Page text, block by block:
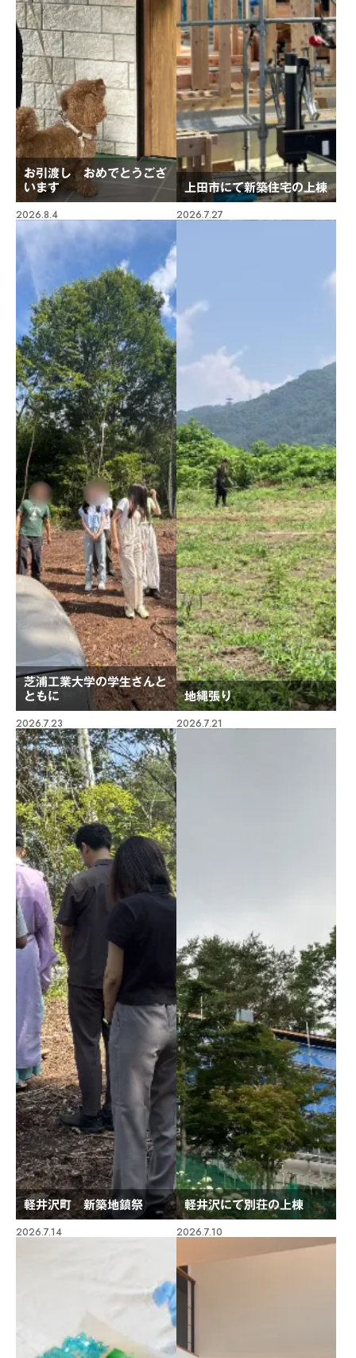
お引渡し おめでとうござ
います 上田市にて新築住宅の上棟
2026.8.4
芝浦工業大学の学生さんと
ともに
2026.7.27
地縄張り
2026.7.23
軽井沢町 新築地鎮祭
2026.7.21
軽井沢にて別荘の上棟
2026.7.14 2026.7.10